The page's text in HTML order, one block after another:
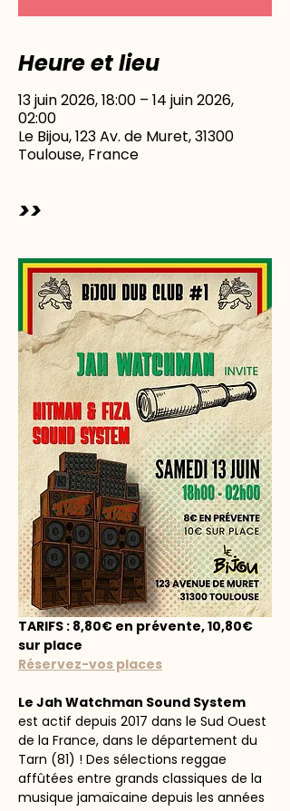
Heure et lieu
13 juin 2026, 18:00 – 14 juin 2026,
02:00
Le Bijou, 123 Av. de Muret, 31300
Toulouse, France
>>
TARIFS : 8,80€ en prévente, 10,80€
sur place
Réservez-vos places
Le Jah Watchman Sound System
est actif depuis 2017 dans le Sud Ouest
de la France, dans le département du
Tarn (81) ! Des sélections reggae
affûtées entre grands classiques de la
musique jamaïcaine depuis les années